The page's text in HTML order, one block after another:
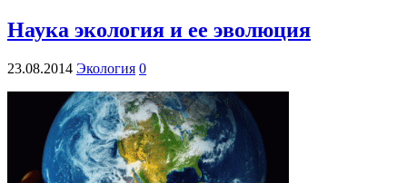
Наука экология и ее эволюция
23.08.2014 Экология 0